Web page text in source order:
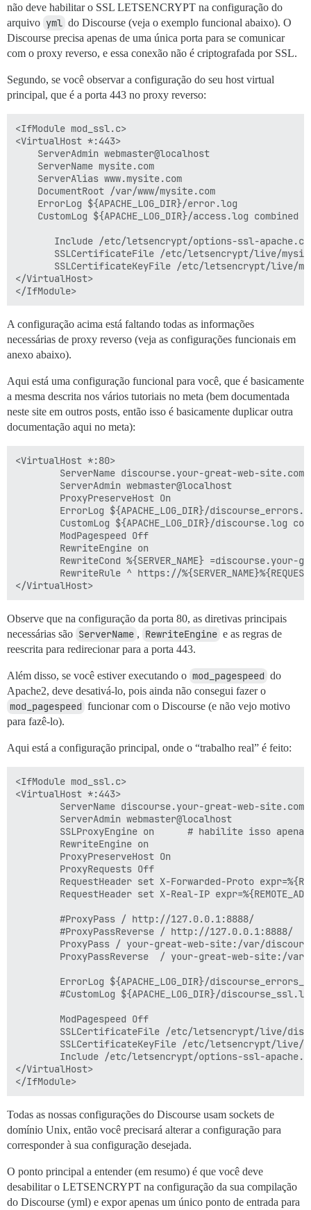
não deve habilitar o SSL LETSENCRYPT na configuração do
arquivo yml do Discourse (veja o exemplo funcional abaixo). O
Discourse precisa apenas de uma única porta para se comunicar
com o proxy reverso, e essa conexão não é criptografada por SSL.
Segundo, se você observar a configuração do seu host virtual
principal, que é a porta 443 no proxy reverso:
<IfModule mod_ssl.c>
<VirtualHost *:443>
Include /etc/letsencrypt/options-ssl-
SSLCertificateFile /etc/letsencrypt/live/
SSLCertificateKeyFile /etc/letsencrypt/live/
</VirtualHost>
A configuração acima está faltando todas as informações
necessárias de proxy reverso (veja as configurações funcionais em
anexo abaixo).
Aqui está uma configuração funcional para você, que é basicamente
a mesma descrita nos vários tutoriais no meta (bem documentada
neste site em outros posts, então isso é basicamente duplicar outra
documentação aqui no meta):
<VirtualHost *:80>
        ServerName discourse.your-great-web-site.com
        ServerAdmin webmaster@localhost
        ProxyPreserveHost On
ErrorLog ${APACHE_LOG_DIR}/
CustomLog ${APACHE_LOG_DIR}/discourse.log
        ModPagespeed Off
        RewriteEngine on
RewriteCond %{SERVER_NAME} =discourse.your-
RewriteRule ^ https://
Observe que na configuração da porta 80, as diretivas principais
necessárias são ServerName , RewriteEngine e as regras de
reescrita para redirecionar para a porta 443.
Além disso, se você estiver executando o mod_pagespeed do
Apache2, deve desativá-lo, pois ainda não consegui fazer o
mod_pagespeed funcionar com o Discourse (e não vejo motivo
para fazê-lo).
Aqui está a configuração principal, onde o “trabalho real” é feito:
<IfModule mod_ssl.c>
<VirtualHost *:443>
        ServerName discourse.your-great-web-site.com
        ServerAdmin webmaster@localhost
SSLProxyEngine on      # habilite isso
#ProxyPass / http://127.0.0.1:8888/
#ProxyPassReverse / http://127.0.0.1:8888/
ProxyPass / your-great-web-site:/var/
ProxyPassReverse  / your-great-web-site:/
ErrorLog ${APACHE_LOG_DIR}/
#CustomLog ${APACHE_LOG_DIR}/
        ModPagespeed Off
SSLCertificateFile /etc/letsencrypt/live/
SSLCertificateKeyFile /etc/letsencrypt/
Include /etc/letsencrypt/options-ssl-
</VirtualHost>
Todas as nossas configurações do Discourse usam sockets de
domínio Unix, então você precisará alterar a configuração para
corresponder à sua configuração desejada.
O ponto principal a entender (em resumo) é que você deve
desabilitar o LETSENCRYPT na configuração da sua compilação
do Discourse (yml) e expor apenas um único ponto de entrada para